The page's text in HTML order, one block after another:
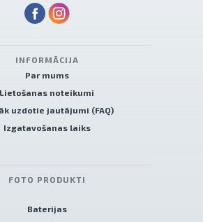
INFORMĀCIJA
Par mums
Lietošanas noteikumi
uzdotie jautājumi (FAQ)
Izgatavošanas laiks
FOTO PRODUKTI
Baterijas